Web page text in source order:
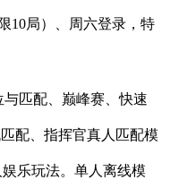
10局）、周六登录，特
匹配、巅峰赛、快速
配、指挥官真人匹配模
乐玩法。单人离线模